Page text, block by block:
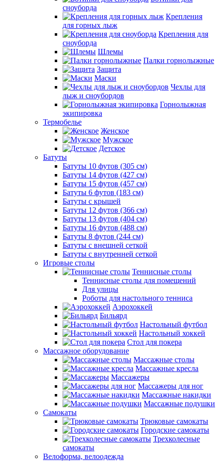
сноуборда
Крепления
для горных лыж
Крепления для
сноуборда
Шлемы
Палки горнолыжные
Защита
Маски
Чехлы для
лыж и сноубордов
Горнолыжная
экипировка
Термобелье
Женское
Мужское
Детское
Батуты
Батуты 10 футов (305 см)
Батуты 14 футов (427 см)
Батуты 15 футов (457 см)
Батуты 6 футов (183 см)
Батуты с крышей
Батуты 12 футов (366 см)
Батуты 13 футов (404 см)
Батуты 16 футов (488 см)
Батуты 8 футов (244 см)
Батуты с внешней сеткой
Батуты с внутренней сеткой
Игровые столы
Теннисные столы
Теннисные столы для помещений
Для улицы
Роботы для настольного тенниса
Аэрохоккей
Бильярд
Настольный футбол
Настольный хоккей
Стол для покера
Массажное оборудование
Массажные столы
Массажные кресла
Массажеры
Массажеры для ног
Массажные накидки
Массажные подушки
Самокаты
Трюковые самокаты
Городские самокаты
Трехколесные
самокаты
Велоформа, велоодежда